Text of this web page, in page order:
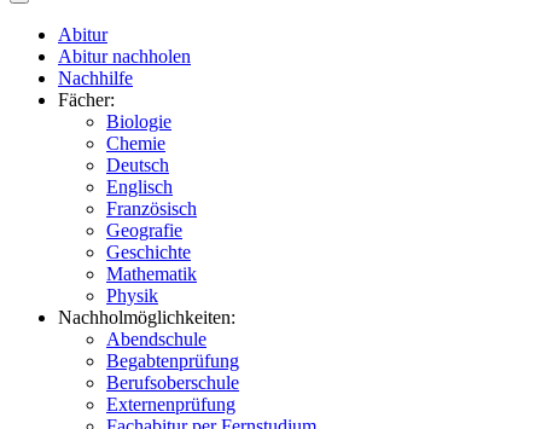
Abitur
Abitur nachholen
Nachhilfe
Fächer:
Biologie
Chemie
Deutsch
Englisch
Französisch
Geografie
Geschichte
Mathematik
Physik
Nachholmöglichkeiten:
Abendschule
Begabtenprüfung
Berufsoberschule
Externenprüfung